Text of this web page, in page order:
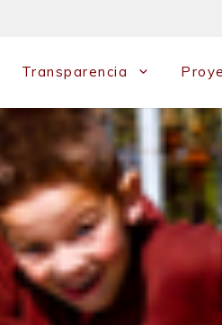
Transparencia